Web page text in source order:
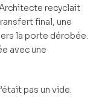
recyclait
final, une
la porte dérobée.
avec une
pas un vide.